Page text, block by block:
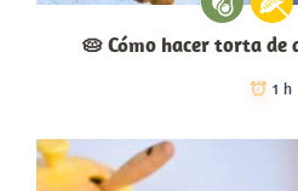
🥧 Cómo hacer torta de
1 h